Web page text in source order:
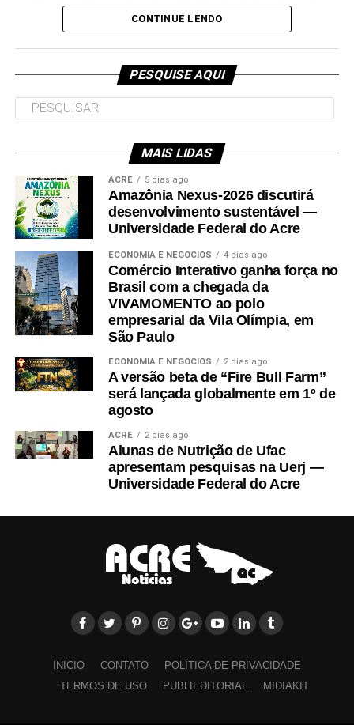
e deve ser entregue em breve.CONTINUE LENDO
PESQUISE AQUI
MAIS LIDAS
ACRE 5 dias ago
Amazônia Nexus-2026 discutirá
desenvolvimento sustentável —
Universidade Federal do Acre
ECONOMIA E NEGÓCIOS 4 dias ago
Comércio Interativo ganha força no
Brasil com a chegada da
VIVAMOMENTO ao polo
empresarial da Vila Olímpia, em
São Paulo
ECONOMIA E NEGÓCIOS 2 dias ago
A versão beta de “Fire Bull Farm”
será lançada globalmente em 1º de
agosto
ACRE 2 dias ago
Alunas de Nutrição de Ufac
apresentam pesquisas na Uerj —
Universidade Federal do Acre
INICIO CONTATO
POLÍTICA DE PRIVACIDADE
TERMOS DE USO
PUBLIEDITORIAL MIDIAKIT